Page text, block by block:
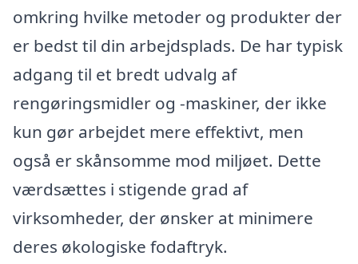
omkring hvilke metoder og produkter der
er bedst til din arbejdsplads. De har typisk
adgang til et bredt udvalg af
rengøringsmidler og -maskiner, der ikke
kun gør arbejdet mere effektivt, men
også er skånsomme mod miljøet. Dette
værdsættes i stigende grad af
virksomheder, der ønsker at minimere
deres økologiske fodaftryk.